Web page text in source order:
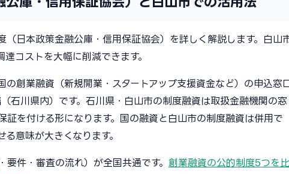
（日本政策金融公庫・信用保証協会）を詳しく解説します。白山
コストを大幅に削減できます。
の創業融資（新規開業・スタートアップ支援資金など）の申込窓
（石川県内）です。石川県・白山市の制度融資は取扱金融機関の窓
証を付ける形になります。国の融資と白山市の制度融資は併用で
意味が大きくなります。
件・審査の流れ）が全国共通です。 創業融資の公的制度5つを比